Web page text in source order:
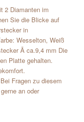
2 Diamanten im
Sie die Blicke auf
in
Wesselton, Weiß
Ã ca.9,4 mm Die
Platte gehalten.
Fragen zu diesem
an oder